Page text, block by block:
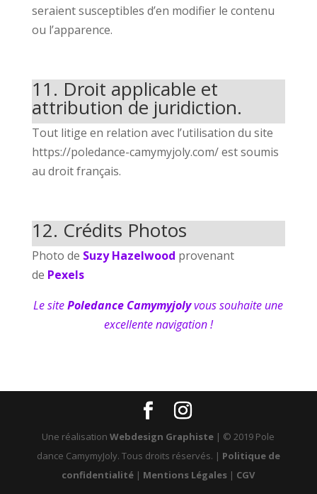
seraient susceptibles d’en modifier le contenu
ou l’apparence.
11. Droit applicable et
attribution de juridiction.
Tout litige en relation avec l’utilisation du site
https://poledance-camymyjoly.com/ est soumis
au droit français.
12. Crédits Photos
Photo de Suzy Hazelwood provenant
de Pexels
Le sitePoledance Camymyjolyvous souhaite une
excellente navigation !
Une réalisationWebdesign Graphiste | © 2019 Pole
dance CamymyJoly. Tous droits réservés. | Politique de
confidentialité | Mentions Légales | CGV